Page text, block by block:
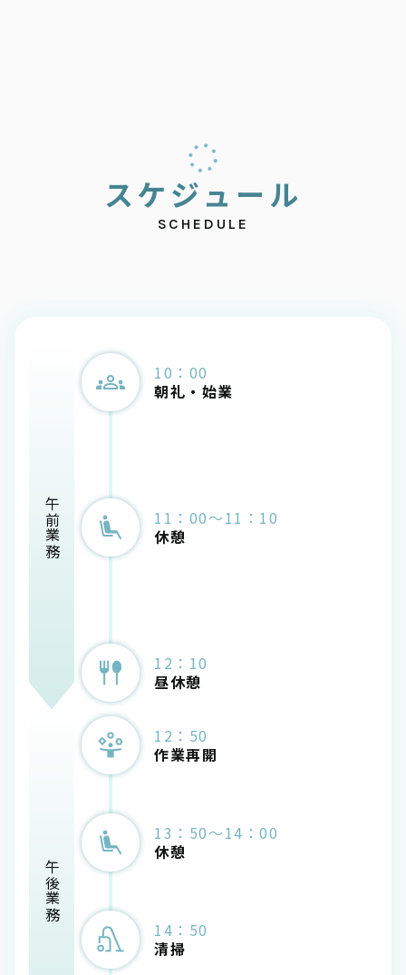
スケジュ ール
SCHEDULE
午前業務
10：00
朝礼・始業
11：00～11：10
休憩
12：10
昼休憩
午後業務
12：50
作業再開
13：50～14：00
休憩
14：50
清掃